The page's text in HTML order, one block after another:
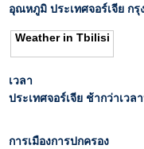
อุณหภูมิ ประเทศจอร์เจีย ก
Weather in Tbilisi
เวลา
ประเทศจอร์เจีย ช้ากว่าเวล
การเมืองการปกครอง